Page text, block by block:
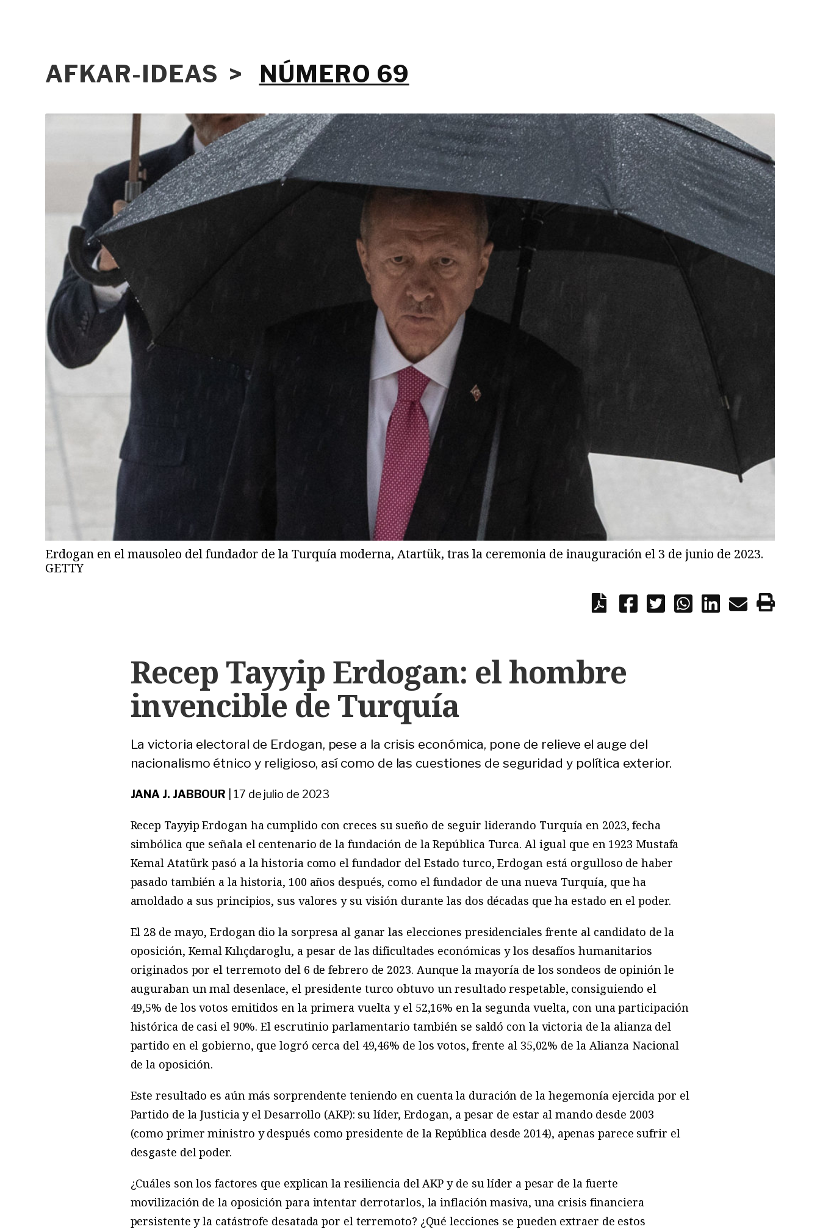
AFKAR-IDEAS > NÚMERO 69
Erdogan en el mausoleo del fundador de la Turquía moderna, Atartük, tras la ceremonia de inauguración el 3 de junio de 2023.
GETTY
Recep Tayyip Erdogan: el hombre
invencible de Turquía
La victoria electoral de Erdogan, pese a la crisis económica, pone de relieve el auge del
nacionalismo étnico y religioso, así como de las cuestiones de seguridad y política exterior.
JANA J. JABBOUR 17 de julio de 2023
Recep Tayyip Erdogan ha cumplido con creces su sueño de seguir liderando Turquía en 2023, fecha
simbólica que señala el centenario de la fundación de la República Turca. Al igual que en 1923 Mustafa
Kemal Atatürk pasó a la historia como el fundador del Estado turco, Erdogan está orgulloso de haber
pasado también a la historia, 100 años después, como el fundador de una nueva Turquía, que ha
amoldado a sus principios, sus valores y su visión durante las dos décadas que ha estado en el poder.
El 28 de mayo, Erdogan dio la sorpresa al ganar las elecciones presidenciales frente al candidato de la
oposición, Kemal Kılıçdaroglu, a pesar de las dificultades económicas y los desafíos humanitarios
originados por el terremoto del 6 de febrero de 2023. Aunque la mayoría de los sondeos de opinión le
auguraban un mal desenlace, el presidente turco obtuvo un resultado respetable, consiguiendo el
49,5% de los votos emitidos en la primera vuelta y el 52,16% en la segunda vuelta, con una participación
histórica de casi el 90%. El escrutinio parlamentario también se saldó con la victoria de la alianza del
partido en el gobierno, que logró cerca del 49,46% de los votos, frente al 35,02% de la Alianza Nacional
de la oposición.
Este resultado es aún más sorprendente teniendo en cuenta la duración de la hegemonía ejercida por el
Partido de la Justicia y el Desarrollo (AKP): su líder, Erdogan, a pesar de estar al mando desde 2003
(como primer ministro y después como presidente de la República desde 2014), apenas parece sufrir el
desgaste del poder.
¿Cuáles son los factores que explican la resiliencia del AKP y de su líder a pesar de la fuerte
movilización de la oposición para intentar derrotarlos, la inflación masiva, una crisis financiera
persistente y la catástrofe desatada por el terremoto? ¿Qué lecciones se pueden extraer de estos